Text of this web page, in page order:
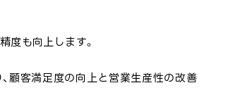
度も向上します。
顧客満足度の向上と営業生産性の改善